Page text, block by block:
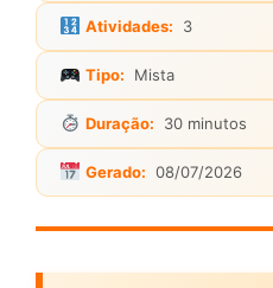
Atividades: 3
Tipo: Mista
Duração: 30 minutos
Gerado: 08/07/2026